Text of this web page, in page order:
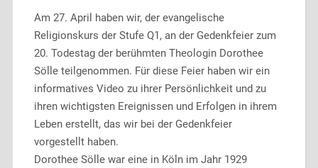
Am 27. April haben wir, der evangelische
Religionskurs der Stufe Q1, an der Gedenkfeier zum
20. Todestag der berühmten Theologin Dorothee
Sölle teilgenommen. Für diese Feier haben wir ein
informatives Video zu ihrer Persönlichkeit und zu
ihren wichtigsten Ereignissen und Erfolgen in ihrem
Leben erstellt, das wir bei der Gedenkfeier
vorgestellt haben.
Dorothee Sölle war eine in Köln im Jahr 1929